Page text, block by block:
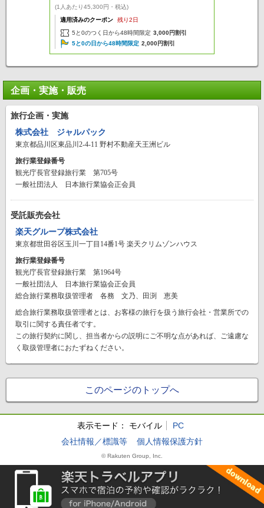
(1人あたり45,300円・税込)
適用済みのクーポン
残り2日
5と0のつく日から48時間限定 3,000円割引
5と0の日から48時間限定 2,000円割引
企画・実施・販売
旅行企画・実施
株式会社 ジャルパック
東京都品川区東品川2-4-11 野村不動産天王洲ビル
旅行業登録番号
観光庁長官登録旅行業 第705号
一般社団法人 日本旅行業協会正会員
受託販売会社
楽天グループ株式会社
東京都世田谷区玉川一丁目14番1号 楽天クリムゾンハウス
旅行業登録番号
観光庁長官登録旅行業 第1964号
一般社団法人 日本旅行業協会正会員
総合旅行業務取扱管理者 各務 文乃、田渕 恵美
総合旅行業務取扱管理者とは、お客様の旅行を扱う旅行会社・営業所での
取引に関する責任者です。
この旅行契約に関し、担当者からの説明にご不明な点があれば、ご遠慮な
く取扱管理者におたずねください。
このページのトップへ
表示モード： モバイル
PC
会社情報／標識等
個人情報保護方針
© Rakuten Group, Inc.